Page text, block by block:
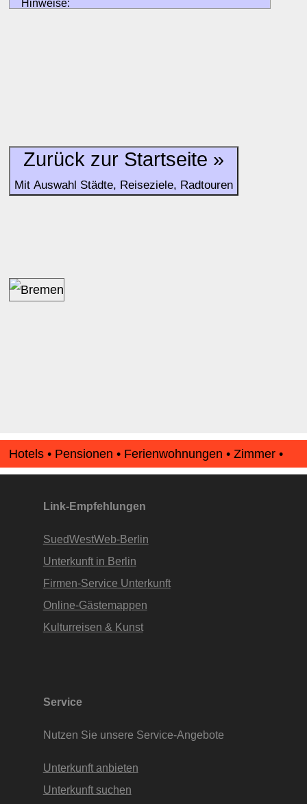
Hinweise:
Zurück zur Startseite »
Mit Auswahl Städte, Reiseziele, Radtouren
Hotels • Pensionen • Ferienwohnungen • Zimmer •
Apartments • www.Finde-Unterkunft.de
Link-Empfehlungen
SuedWestWeb-Berlin
Unterkunft in Berlin
Firmen-Service Unterkunft
Online-Gästemappen
Kulturreisen & Kunst
Service
Nutzen Sie unsere Service-Angebote
Unterkunft anbieten
Unterkunft suchen